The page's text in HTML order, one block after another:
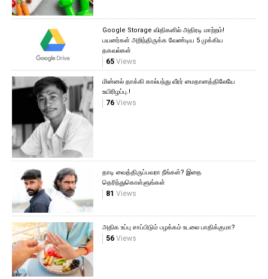
Google Storage விதிகளில் அதிரடி மாற்றம்!
பயனர்கள் அறிந்திருக்க வேண்டிய 5 முக்கிய
தகவல்கள்
65Views
மின்னல் தாக்கி கால்பந்து வீரர் மைதானத்திலேயே
உயிரிழப்பு.!
76Views
தாடி வைத்திருப்பவரா நீங்கள்? இதை
தெரிந்துகொள்ளுங்கள்
81 Views
அதிக உப்பு சாப்பிடும் பழக்கம் உடலை பாதிக்குமா?
56Views